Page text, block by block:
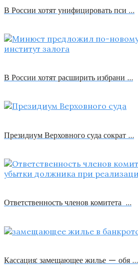
В России хотят унифицировать пси …
В России хотят расширить избрани …
Президиум Верховного суда сократ …
Ответственность членов комитета …
Кассация: замещающее жилье — обя …